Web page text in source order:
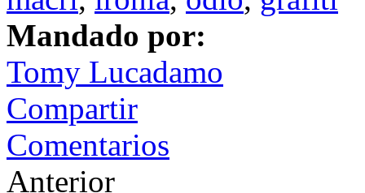
Mandado por:
Tomy Lucadamo
Compartir
Comentarios
Anterior